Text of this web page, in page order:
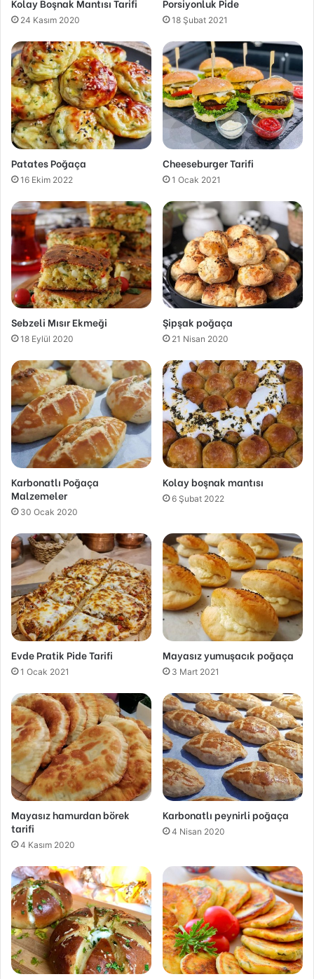
Kolay Boşnak Mantısı Tarifi
24 Kasım 2020
Porsiyonluk Pide
18 Şubat 2021
Patates Poğaça
16 Ekim 2022
Cheeseburger Tarifi
1 Ocak 2021
Sebzeli Mısır Ekmeği
18 Eylül 2020
Şipşak poğaça
21 Nisan 2020
Karbonatlı Poğaça
Malzemeler
30 Ocak 2020
Kolay boşnak mantısı
6 Şubat 2022
Evde Pratik Pide Tarifi
1 Ocak 2021
Mayasız yumuşacık poğaça
3 Mart 2021
Mayasız hamurdan börek
tarifi
4 Kasım 2020
Karbonatlı peynirli poğaça
4 Nisan 2020